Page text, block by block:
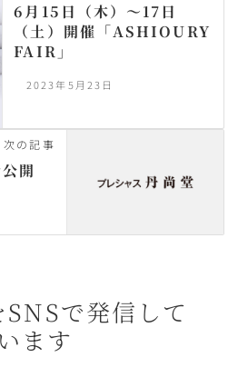
6月15日（木）〜17日
（土）開催「ASHIOURY
FAIR」
2023年5月23日
次の記事
開
で発信して
ます